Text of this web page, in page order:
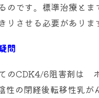
のです。標準治療とま
りさせる必要がありま
問
のCDK4/6阻害剤は
性の閉経後転移性乳が